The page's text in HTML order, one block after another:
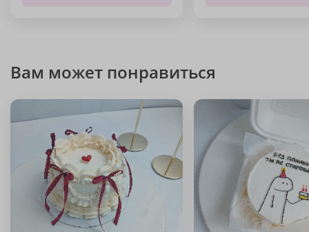
Вам может понравиться